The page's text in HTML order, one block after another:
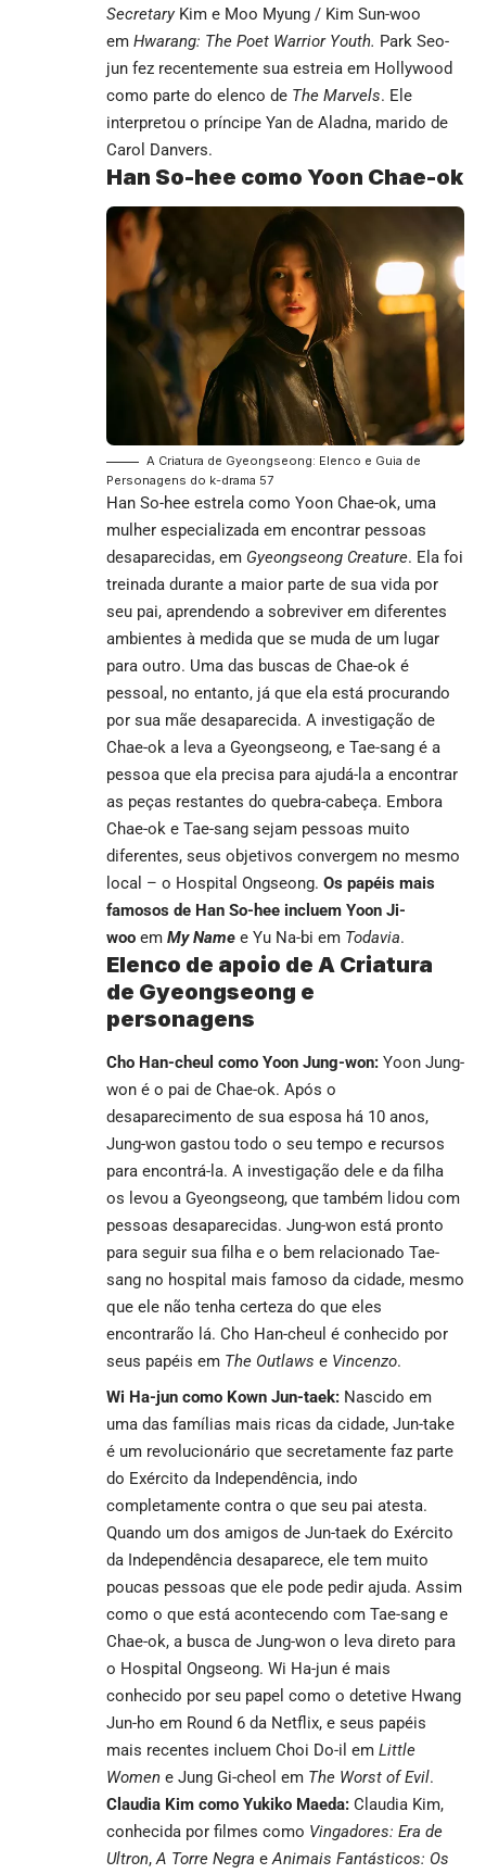
SecretaryKim e Moo Myung / Kim Sun-woo
em Hwarang: The Poet Warrior Youth. Park Seo-
jun fez recentemente sua estreia em Hollywood
como parte do elenco de The Marvels. Ele
interpretou o príncipe Yan de Aladna, marido de
Carol Danvers.
Han So-hee como Yoon Chae-ok
A Criatura de Gyeongseong: Elenco e Guia de
Personagens do k-drama 57
Han So-hee estrela como Yoon Chae-ok, uma
mulher especializada em encontrar pessoas
desaparecidas, em Gyeongseong Creature. Ela foi
treinada durante a maior parte de sua vida por
seu pai, aprendendo a sobreviver em diferentes
ambientes à medida que se muda de um lugar
para outro. Uma das buscas de Chae-ok é
pessoal, no entanto, já que ela está procurando
por sua mãe desaparecida. A investigação de
Chae-ok a leva a Gyeongseong, e Tae-sang é a
pessoa que ela precisa para ajudá-la a encontrar
as peças restantes do quebra-cabeça. Embora
Chae-ok e Tae-sang sejam pessoas muito
diferentes, seus objetivos convergem no mesmo
local – o Hospital Ongseong. Os papéis mais
famosos de Han So-hee incluem Yoon Ji-
woo em My Name e Yu Na-bi em Todavia.
Elenco de apoio de A Criatura
de Gyeongseong e
personagens
Cho Han-cheul como Yoon Jung-won: Yoon Jung-
won é o pai de Chae-ok. Após o
desaparecimento de sua esposa há 10 anos,
Jung-won gastou todo o seu tempo e recursos
para encontrá-la. A investigação dele e da filha
os levou a Gyeongseong, que também lidou com
pessoas desaparecidas. Jung-won está pronto
para seguir sua filha e o bem relacionado Tae-
sang no hospital mais famoso da cidade, mesmo
que ele não tenha certeza do que eles
encontrarão lá. Cho Han-cheul é conhecido por
seus papéis em The Outlaws e Vincenzo.
Wi Ha-jun como Kown Jun-taek: Nascido em
uma das famílias mais ricas da cidade, Jun-take
é um revolucionário que secretamente faz parte
do Exército da Independência, indo
completamente contra o que seu pai atesta.
Quando um dos amigos de Jun-taek do Exército
da Independência desaparece, ele tem muito
poucas pessoas que ele pode pedir ajuda. Assim
como o que está acontecendo com Tae-sang e
Chae-ok, a busca de Jung-won o leva direto para
o Hospital Ongseong. Wi Ha-jun é mais
conhecido por seu papel como o detetive Hwang
Jun-ho em Round 6 da Netflix, e seus papéis
mais recentes incluem Choi Do-il em Little
Women e Jung Gi-cheol em The Worst of Evil.
Claudia Kim como Yukiko Maeda: Claudia Kim,
conhecida por filmes como Vingadores: Era de
Ultron,A Torre Negra eAnimais Fantásticos: Os